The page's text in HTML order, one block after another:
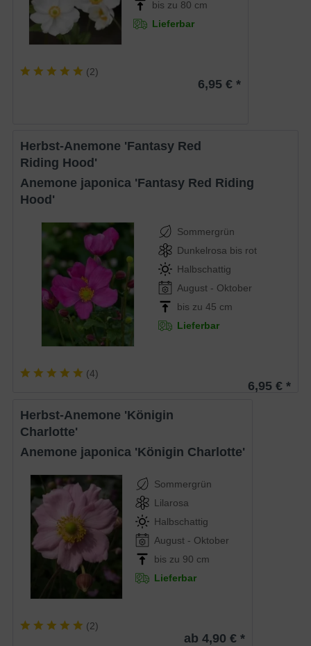
bis zu 80 cm
Lieferbar
(2)
6,95 € *
Herbst-Anemone 'Fantasy Red
Riding Hood'
Anemone japonica 'Fantasy Red Riding
Hood'
Sommergrün
Dunkelrosa bis rot
Halbschattig
August - Oktober
bis zu 45 cm
Lieferbar
(4)
6,95 € *
Herbst-Anemone 'Königin
Charlotte'
Anemone japonica 'Königin Charlotte'
Sommergrün
Lilarosa
Halbschattig
August - Oktober
bis zu 90 cm
Lieferbar
(2)
ab 4,90 € *